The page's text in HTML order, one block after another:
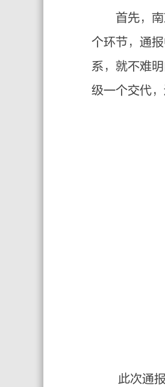
首先，南京
个环节，通
系，就不难
级一个交代
此次通报